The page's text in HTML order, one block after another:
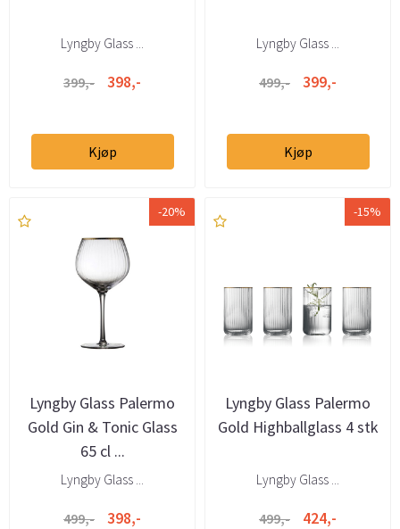
Lyngby Glass ...
399,- 398,-
Kjøp
Lyngby Glass ...
499,- 399,-
Kjøp
-20%
Lyngby Glass Palermo
Gold Gin & Tonic Glass
65 cl ...
Lyngby Glass ...
499,- 398,-
-15%
Lyngby Glass Palermo
Gold Highballglass 4 stk
Lyngby Glass ...
499,- 424,-